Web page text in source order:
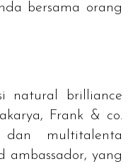
bersama orang
natural brilliance
Frank & co.
dan multitalenta
ambassador, yang